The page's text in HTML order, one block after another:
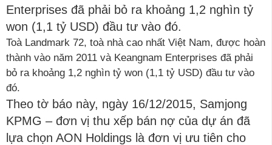
Toà Landmark 72, toà nhà cao nhất Việt Nam, được hoàn
thành vào năm 2011 và Keangnam Enterprises đã phải
bỏ ra khoảng 1,2 nghìn tỷ won (1,1 tỷ USD) đầu tư vào
đó.
Theo tờ báo này, ngày 16/12/2015, Samjong
KPMG – đơn vị thu xếp bán nợ của dự án đã
lựa chọn AON Holdings là đơn vị ưu tiên cho